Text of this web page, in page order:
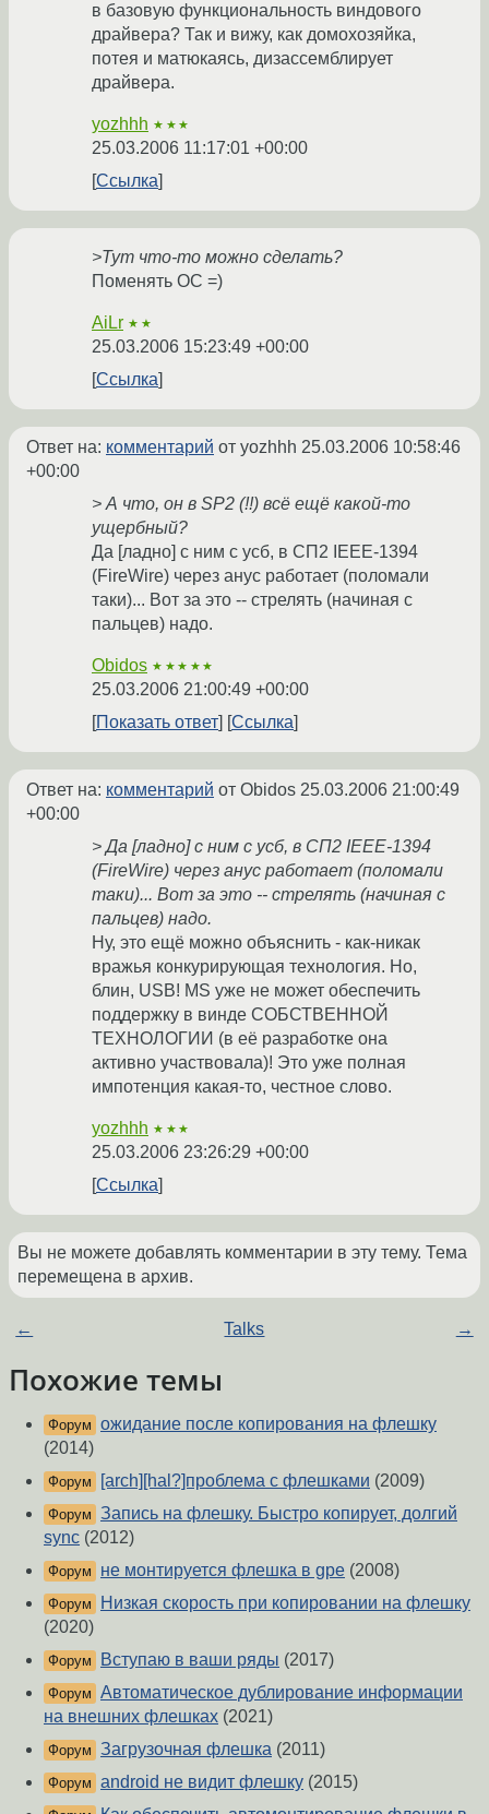
в базовую функциональность виндового
драйвера? Так и вижу, как домохозяйка,
потея и матюкаясь, дизассемблирует
драйвера.
yozhhh ★★★
25.03.2006 11:17:01 +00:00
Ссылка
>Тут что-то можно сделать?
Поменять ОС =)
AiLr ★★
25.03.2006 15:23:49 +00:00
Ссылка
Ответ на: комментарий от yozhhh 25.03.2006 10:58:46
+00:00
> А что, он в SP2 (!!) всё ещё какой-то
ущербный?
Да [ладно] с ним с усб, в СП2 IEEE-1394
(FireWire) через анус работает (поломали
таки)... Вот за это -- стрелять (начиная с
пальцев) надо.
Obidos ★★★★★
25.03.2006 21:00:49 +00:00
Показать ответ
Ссылка
Ответ на: комментарий от Obidos 25.03.2006 21:00:49
+00:00
> Да [ладно] с ним с усб, в СП2 IEEE-1394
(FireWire) через анус работает (поломали
таки)... Вот за это -- стрелять (начиная с
пальцев) надо.
Ну, это ещё можно объяснить - как-никак
вражья конкурирующая технология. Но,
блин, USB! MS уже не может обеспечить
поддержку в винде СОБСТВЕННОЙ
ТЕХНОЛОГИИ (в её разработке она
активно участвовала)! Это уже полная
импотенция какая-то, честное слово.
yozhhh ★★★
25.03.2006 23:26:29 +00:00
Ссылка
Вы не можете добавлять комментарии в эту тему. Тема
перемещена в архив.
← Talks →
Похожие темы
Форум ожидание после копирования на флешку
(2014)
Форум [arch][hal?]проблема с флешками (2009)
Форум Запись на флешку. Быстро копирует, долгий
sync (2012)
Форум не монтируется флешка в gpe (2008)
Форум
Низкая скорость при копировании на флешку
(2020)
Форум Вступаю в ваши ряды (2017)
Форум Автоматическое дублирование информации
на внешних флешках (2021)
Форум Загрузочная флешка (2011)
Форум android не видит флешку (2015)